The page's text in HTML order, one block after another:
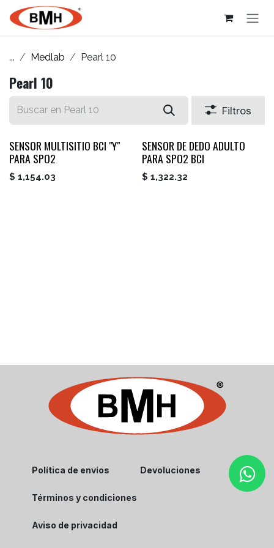
Ir al contenido
... Medlab Pearl 10
Pearl 10
Filtros
SENSOR MULTISITIO BCI "Y"
PARA SPO2
$ 1,154.03
SENSOR DE DEDO ADULTO
PARA SPO2 BCI
$ 1,322.32
Política de envíos Devoluciones
Términos y condiciones
Aviso de privacidad